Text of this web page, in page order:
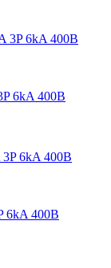
6kA 400В
6kA 400В